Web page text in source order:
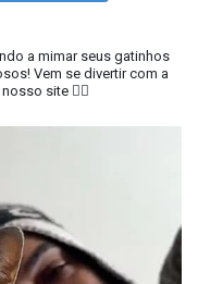
a mimar seus gatinhos
Vem se divertir com a
site 👇🏻